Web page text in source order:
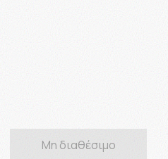
Μη διαθέσιμο